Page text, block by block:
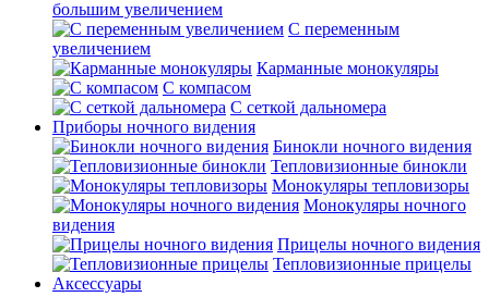
большим увеличением
С переменным
увеличением
Карманные монокуляры
С компасом
С сеткой дальномера
Приборы ночного видения
Бинокли ночного видения
Тепловизионные бинокли
Монокуляры тепловизоры
Монокуляры ночного
видения
Прицелы ночного видения
Тепловизионные прицелы
Аксессуары